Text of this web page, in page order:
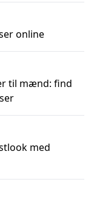
online
til mænd: find
med